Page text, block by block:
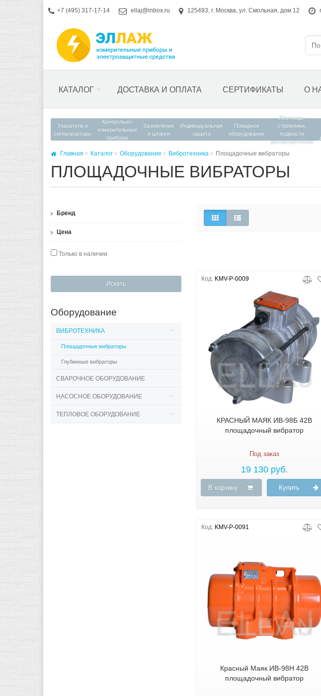
+7 (495) 317-17-14 ellaj@inbox.ru 125493, г. Москва, ул. Смольная, дом 12
КАТАЛОГ ДОСТАВКА И ОПЛАТА СЕРТИФИКАТЫ О
Указатели и
сигнализаторы
Контрольно-
измерительные
приборы
Заземления
и штанги
Индивидуальная
защита
Пожарное
оборудование
Лестницы,
стремянки,
подмости
диэлектрические
Главная Каталог Оборудование Вибротехника Площадочные вибраторы
ПЛОЩАДОЧНЫЕ ВИБРАТОРЫ
Бренд
Цена
Только в наличии
Искать
Оборудование
ВИБРОТЕХНИКА
Площадочные вибраторы
Глубинные вибраторы
СВАРОЧНОЕ ОБОРУДОВАНИЕ
НАСОСНОЕ ОБОРУДОВАНИЕ
ТЕПЛОВОЕ ОБОРУДОВАНИЕ
Код: KMV-P-0009
КРАСНЫЙ МАЯК ИВ-98Б 42В
площадочный вибратор
Под заказ
19 130 руб.
В корзину Купить
Код: KMV-P-0091
Красный Маяк ИВ-98Н 42В
площадочный вибратор